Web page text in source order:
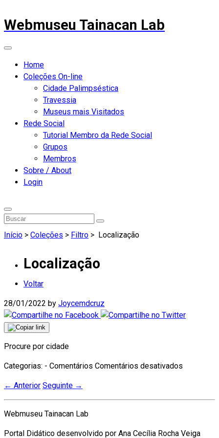
Webmuseu Tainacan Lab
Home
Coleções On-line
Cidade Palimpséstica
Travessia
Museus mais Visitados
Rede Social
Tutorial Membro da Rede Social
Grupos
Membros
Sobre / About
Login
Início > Coleções > Filtro > Localização
Localização
Voltar
28/01/2022 by Joycemdcruz
Procure por cidade
Categorias: - Comentários Comentários desativados
← Anterior Seguinte →
Webmuseu Tainacan Lab
Portal Didático desenvolvido por Ana Cecília Rocha Veiga